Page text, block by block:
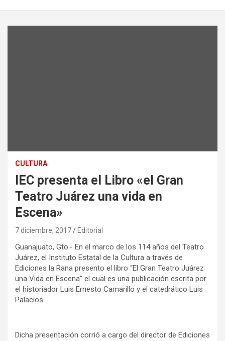
CULTURA
IEC presenta el Libro «el Gran
Teatro Juárez una vida en
Escena»
7 diciembre, 2017 Editorial
Guanajuato, Gto.- En el marco de los 114 años del Teatro
Juárez, el Instituto Estatal de la Cultura a través de
Ediciones la Rana presento el libro “El Gran Teatro Juárez
una Vida en Escena” el cual es una publicación escrita por
el historiador Luis Ernesto Camarillo y el catedrático Luis
Palacios.
Dicha presentación corrió a cargo del director de Ediciones